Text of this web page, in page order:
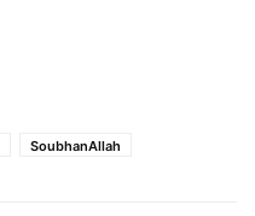
SoubhanAllah